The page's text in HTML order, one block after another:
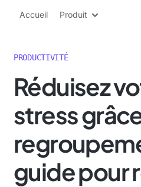
ClickUp Blog
Accueil Produit
PRODUCTIVITÉ
Réduisez
stress
guide pour